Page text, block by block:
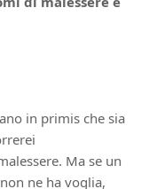
in primis che sia
Ma se un
ne ha voglia,